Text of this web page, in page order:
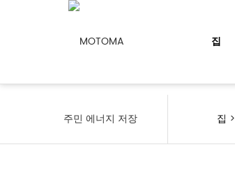
집
주민 에너지 저장 집 >